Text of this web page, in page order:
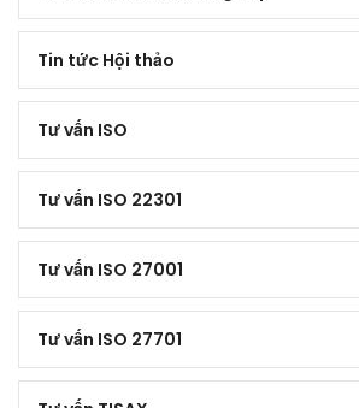
Tin tức Hội thảo
Tư vấn ISO
Tư vấn ISO 22301
Tư vấn ISO 27001
Tư vấn ISO 27701